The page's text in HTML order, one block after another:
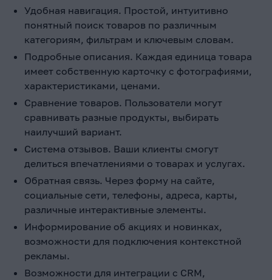
Удобная навигация. Простой, интуитивно
понятный поиск товаров по различным
категориям, фильтрам и ключевым словам.
Подробные описания. Каждая единица товара
имеет собственную карточку с фотографиями,
характеристиками, ценами.
Сравнение товаров. Пользователи могут
сравнивать разные продукты, выбирать
наилучший вариант.
Система отзывов. Ваши клиенты смогут
делиться впечатлениями о товарах и услугах.
Обратная связь. Через форму на сайте,
социальные сети, телефоны, адреса, карты,
различные интерактивные элементы.
Информирование об акциях и новинках,
возможности для подключения контекстной
рекламы.
Возможности для интеграции с CRM,